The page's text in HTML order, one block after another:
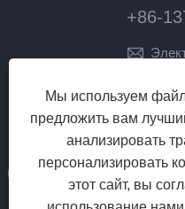
+86-
Мы используем
предложить вам
анализировать
персонализировать
этот сайт, вы